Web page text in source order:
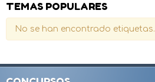
TEMAS POPULARES
No se han encontrado etiquetas.